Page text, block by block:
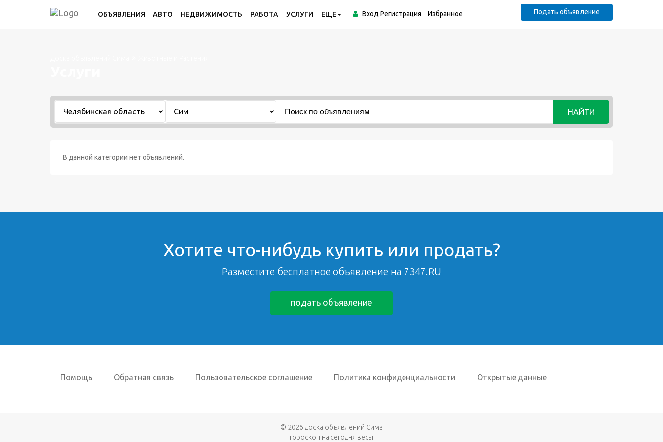
ОБЪЯВЛЕНИЯ АВТО НЕДВИЖИМОСТЬ РАБОТА УСЛУГИ ЕЩЕ Вход Регистрация Избранное Подать объявление
НАЙТИ
В данной категории нет объявлений.
Хотите что-нибудь купить или продать?
Разместите бесплатное объявление на 7347.RU
подать объявление
Помощь Обратная связь Пользовательское соглашение Политика конфиденциальности Открытые данные
© 2026 доска объявлений Сима
гороскоп на сегодня весы